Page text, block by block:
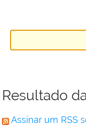
Resultado
Assinar um RSS